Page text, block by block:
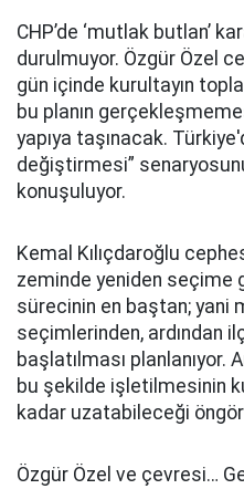
CHP’de ‘mutlak butlan’
durulmuyor. Özgür Özel
gün içinde kurultayın
bu planın
yapıya taşınacak.
değiştirmesi”
konuşuluyor.
Kemal Kılıçdaroğlu
zeminde yeniden seçime
sürecinin en baştan; yani
seçimlerinden, ardından
başlatılması planlanıyor.
bu şekilde işletilmesinin
kadar uzatabileceği
Özgür Özel ve çevresi…